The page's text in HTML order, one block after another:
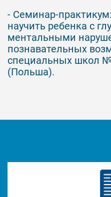
- Семинар-
научить ребенка с
ментальными
познавательных
специальных школ №
(Польша).